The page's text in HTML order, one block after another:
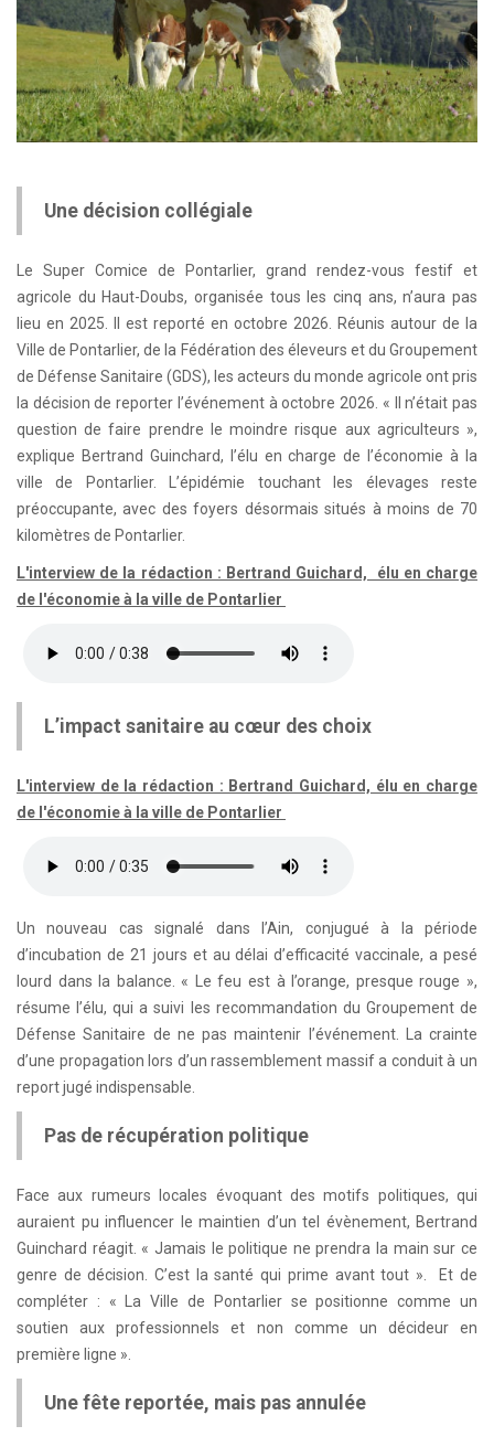
Une décision collégiale
Le Super Comice de Pontarlier, grand rendez-vous festif et
agricole du Haut-Doubs, organisée tous les cinq ans, n’aura pas
lieu en 2025. Il est reporté en octobre 2026. Réunis autour de la
Ville de Pontarlier, de la Fédération des éleveurs et du Groupement
de Défense Sanitaire (GDS), les acteurs du monde agricole ont pris
la décision de reporter l’événement à octobre 2026. « Il n’était pas
question de faire prendre le moindre risque aux agriculteurs »,
explique Bertrand Guinchard, l’élu en charge de l’économie à la
ville de Pontarlier. L’épidémie touchant les élevages reste
préoccupante, avec des foyers désormais situés à moins de 70
kilomètres de Pontarlier.
L'interview de la rédaction : Bertrand Guichard, élu en charge
de l'économie à la ville de Pontarlier
L’impact sanitaire au cœur des choix
L'interview de la rédaction : Bertrand Guichard, élu en charge
de l'économie à la ville de Pontarlier
Un nouveau cas signalé dans l’Ain, conjugué à la période
d’incubation de 21 jours et au délai d’efficacité vaccinale, a pesé
lourd dans la balance. « Le feu est à l’orange, presque rouge »,
résume l’élu, qui a suivi les recommandation du Groupement de
Défense Sanitaire de ne pas maintenir l’événement. La crainte
d’une propagation lors d’un rassemblement massif a conduit à un
report jugé indispensable.
Pas de récupération politique
Face aux rumeurs locales évoquant des motifs politiques, qui
auraient pu influencer le maintien d’un tel évènement, Bertrand
Guinchard réagit. « Jamais le politique ne prendra la main sur ce
genre de décision. C’est la santé qui prime avant tout ». Et de
compléter : « La Ville de Pontarlier se positionne comme un
soutien aux professionnels et non comme un décideur en
première ligne ».
Une fête reportée, mais pas annulée